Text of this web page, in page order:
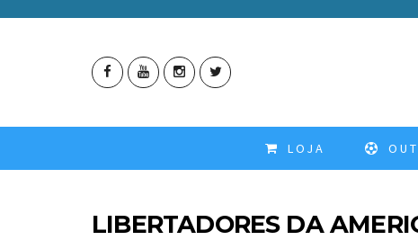
LOJA
LIBERTADORES DA